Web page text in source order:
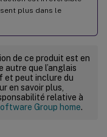
plus dans le
de ce produit est en
autre que l’anglais
et peut inclure du
en savoir plus,
relative à
Group home.